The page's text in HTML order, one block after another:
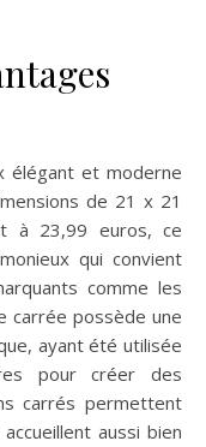
élégant et moderne
de 21 x 21
à 23,99 euros, ce
qui convient
comme les
carrée possède une
ayant été utilisée
pour créer des
carrés permettent
aussi bien